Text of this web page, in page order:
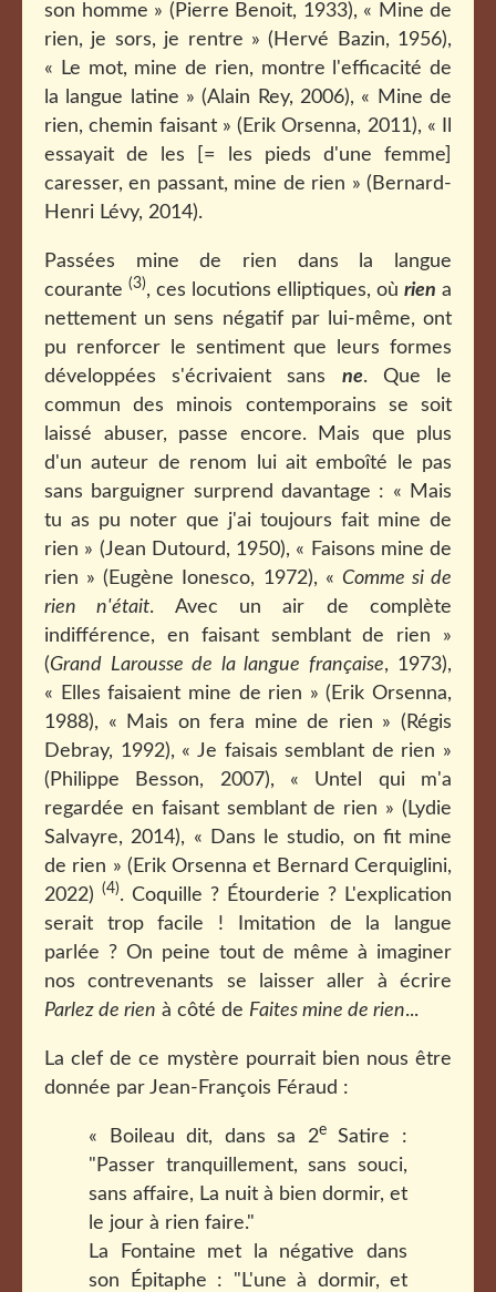
son homme » (Pierre Benoit, 1933), « Mine de
rien, je sors, je rentre » (Hervé Bazin, 1956),
« Le mot, mine de rien, montre l'efficacité de
la langue latine » (Alain Rey, 2006), « Mine de
rien, chemin faisant » (Erik Orsenna, 2011), « Il
essayait de les [= les pieds d'une femme]
caresser, en passant, mine de rien » (Bernard-
Henri Lévy, 2014).
Passées mine de rien dans la langue
courante (3), ces locutions elliptiques, où rien a
nettement un sens négatif par lui-même, ont
pu renforcer le sentiment que leurs formes
développées s'écrivaient sans ne. Que le
commun des minois contemporains se soit
laissé abuser, passe encore. Mais que plus
d'un auteur de renom lui ait emboîté le pas
sans barguigner surprend davantage : « Mais
tu as pu noter que j'ai toujours fait mine de
rien » (Jean Dutourd, 1950), « Faisons mine de
rien » (Eugène Ionesco, 1972), « Comme si de
rien n'était. Avec un air de complète
indifférence, en faisant semblant de rien »
(Grand Larousse de la langue française, 1973),
« Elles faisaient mine de rien » (Erik Orsenna,
1988), « Mais on fera mine de rien » (Régis
Debray, 1992), « Je faisais semblant de rien »
(Philippe Besson, 2007), « Untel qui m'a
regardée en faisant semblant de rien » (Lydie
Salvayre, 2014), « Dans le studio, on fit mine
de rien » (Erik Orsenna et Bernard Cerquiglini,
2022) (4). Coquille ? Étourderie ? L'explication
serait trop facile ! Imitation de la langue
parlée ? On peine tout de même à imaginer
nos contrevenants se laisser aller à écrire
Parlez de rien à côté de Faites mine de rien...
La clef de ce mystère pourrait bien nous être
donnée par Jean-François Féraud :
« Boileau dit, dans sa 2eSatire :
"Passer tranquillement, sans souci,
sans affaire, La nuit à bien dormir, et
le jour à rien faire."
La Fontaine met la négative dans
son Épitaphe : "L'une à dormir, et